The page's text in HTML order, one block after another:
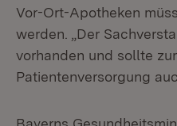
Vor-Ort-Apotheken
werden. „Der
vorhanden und sollte
Patientenversorgung